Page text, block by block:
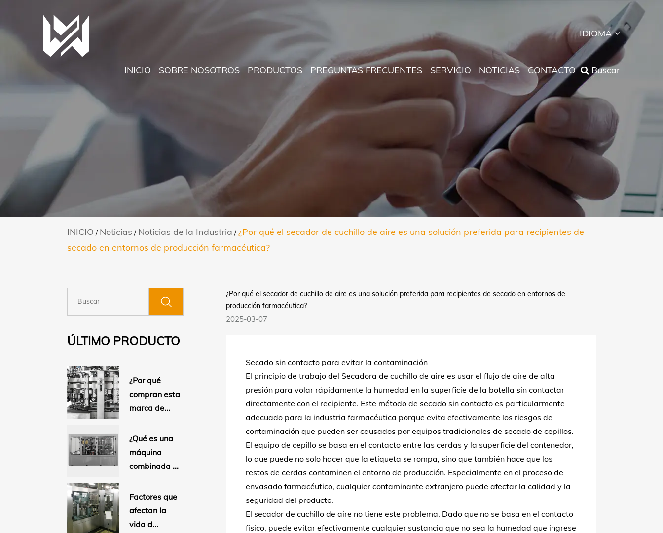
IDIOMA
INICIO SOBRE NOSOTROS PRODUCTOS PREGUNTAS FRECUENTES SERVICIO NOTICIAS CONTACTO Buscar
INICIO / Noticias / Noticias de la Industria /¿Por qué el secador de cuchillo de aire es una solución preferida para recipientes de
secado en entornos de producción farmacéutica?
ÚLTIMO PRODUCTO
¿Por qué
compran esta
marca de...
¿Qué es una
máquina
combinada ...
Factores que
afectan la
vida d...
¿Por qué el secador de cuchillo de aire es una solución preferida para recipientes de secado en entornos de
producción farmacéutica?
2025-03-07
Secado sin contacto para evitar la contaminación
El principio de trabajo del Secadora de cuchillo de aire es usar el flujo de aire de alta
presión para volar rápidamente la humedad en la superficie de la botella sin contactar
directamente con el recipiente. Este método de secado sin contacto es particularmente
adecuado para la industria farmacéutica porque evita efectivamente los riesgos de
contaminación que pueden ser causados ​​por equipos tradicionales de secado de cepillos.
El equipo de cepillo se basa en el contacto entre las cerdas y la superficie del contenedor,
lo que puede no solo hacer que la etiqueta se rompa, sino que también hace que los
restos de cerdas contaminen el entorno de producción. Especialmente en el proceso de
envasado farmacéutico, cualquier contaminante extranjero puede afectar la calidad y la
seguridad del producto.
El secador de cuchillo de aire no tiene este problema. Dado que no se basa en el contacto
físico, puede evitar efectivamente cualquier sustancia que no sea la humedad que ingrese